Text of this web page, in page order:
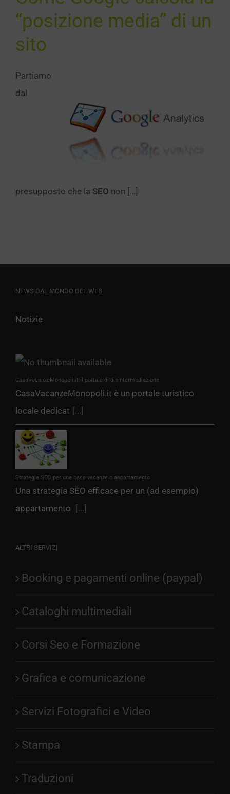
“posizione media” di un
sito
Partiamo
dal
presupposto che la SEO non […]
NEWS DAL MONDO DEL WEB
Notizie
CasaVacanzeMonopoli.it il portale di disintermediazione
CasaVacanzeMonopoli.it è un portale turistico
locale dedicat [...]
Strategia SEO per una casa vacanze o appartamento
Una strategia SEO efficace per un (ad esempio)
appartamento
[...]
ALTRI SERVIZI
Booking e pagamenti online (paypal)
Cataloghi multimediali
Corsi Seo e Formazione
Grafica e comunicazione
Servizi Fotografici e Video
Stampa
Traduzioni